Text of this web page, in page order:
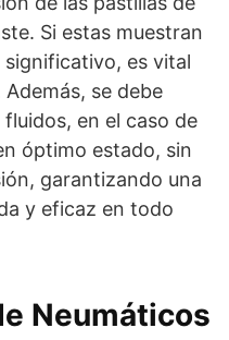
Si estas muestran
es vital
se debe
en el caso de
óptimo estado, sin
garantizando una
y eficaz en todo
Neumáticos